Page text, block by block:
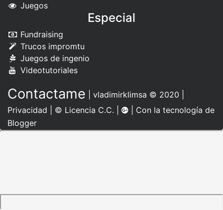
Juegos
Especial
Fundraising
Trucos impromtu
Juegos de ingenio
Videotutoriales
Contactame vladimirklimsa © 2020 |
Privacidad
© Licencia C.C.
| Con la tecnología de
Blogger